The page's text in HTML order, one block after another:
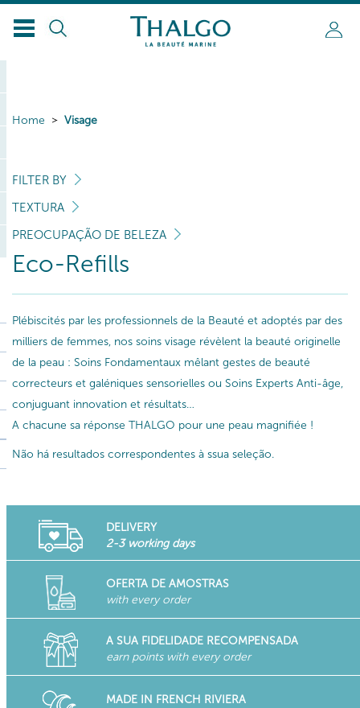
Home Visage
FILTER BY
TEXTURA
PREOCUPAÇÃO DE BELEZA
Eco-Refills
Plébiscités par les professionnels de la Beauté et adoptés par des
milliers de femmes, nos soins visage révèlent la beauté originelle
de la peau : Soins Fondamentaux mêlant gestes de beauté
correcteurs et galéniques sensorielles ou Soins Experts Anti-âge,
conjuguant innovation et résultats…
A chacune sa réponse THALGO pour une peau magnifiée !
Não há resultados correspondentes à ssua seleção.
DELIVERY
2-3 working days
OFERTA DE AMOSTRAS
with every order
A SUA FIDELIDADE RECOMPENSADA
earn points with every order
MADE IN FRENCH RIVIERA